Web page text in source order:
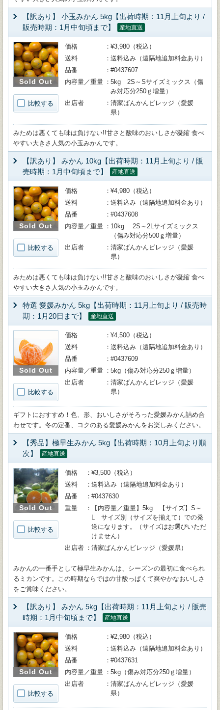
【訳あり】 小玉みかん 5kg【出荷時期：11月上旬より /
販売時期：1月中旬頃まで】
産地直送
Sold Out
比較する
価格
¥3,980（税込）
送料
送料込み（遠隔地追加料金あり）
品番
#0437607
内容量／重量
5kg 2S～Sサイズミックス（傷
み対応分250ｇ増量）
出店者
清家ばんかんビレッジ（愛媛
県）
みためは悪くても味は負けない!!甘さと酸味のおいしさが凝縮 食べ
やすい大きさ人気の小玉みかんです。
【訳あり】 みかん 10kg【出荷時期：11月上旬より / 販
売時期：1月中旬頃まで】
産地直送
Sold Out
比較する
価格
¥4,980（税込）
送料
送料込み（遠隔地追加料金あり）
品番
#0437608
内容量／重量
10kg 2S～2Lサイズミックス
（傷み対応分500ｇ増量）
出店者
清家ばんかんビレッジ（愛媛
県）
みためは悪くても味は負けない!!甘さと酸味のおいしさが凝縮 食べ
やすい大きさ人気の小玉みかんです。
特選 愛媛みかん 5kg【出荷時期：11月上旬より / 販売時
期：1月20日まで】
産地直送
Sold Out
比較する
価格
¥4,500（税込）
送料
送料込み（遠隔地追加料金あり）
品番
#0437609
内容量／重量
5kg（傷み対応分250ｇ増量）
出店者
清家ばんかんビレッジ（愛媛
県）
ギフトにおすすめ！色、形、おいしさがそろった愛媛みかん詰め合
わせです。冬の定番、コクのある愛媛みかんをお楽しみください。
【秀品】極早生みかん 5kg【出荷時期：10月上旬より順
次】
産地直送
Sold Out
比較する
価格
¥3,500（税込）
送料
送料込み（遠隔地追加料金あり）
品番
#0437630
重量
【内容量／重量】5kg 【サイズ】S～
L サイズ別（サイズを揃えて）での発
送になります。（サイズはお選びいただ
けません）
出店者
清家ばんかんビレッジ（愛媛県）
みかんの一番手として極早生みかんは、シーズンの最初に食べられ
るミカンです。この時期ならではの甘酸っぱくて爽やかなおいしさ
をご賞味ください。
【訳あり】 みかん 5kg【出荷時期：11月上旬より / 販売
時期：1月中旬頃まで】
産地直送
Sold Out
比較する
価格
¥2,980（税込）
送料
送料込み（遠隔地追加料金あり）
品番
#0437631
内容量／重量
5kg（傷み対応分250ｇ増量）
出店者
清家ばんかんビレッジ（愛媛
県）